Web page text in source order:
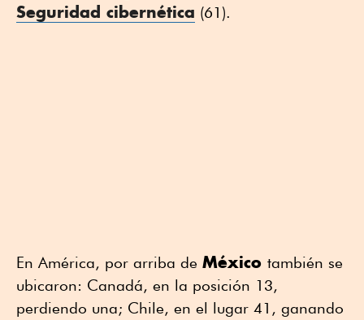
Seguridad cibernética (61).
En América, por arriba de México también se
ubicaron: Canadá, en la posición 13,
perdiendo una; Chile, en el lugar 41, ganando